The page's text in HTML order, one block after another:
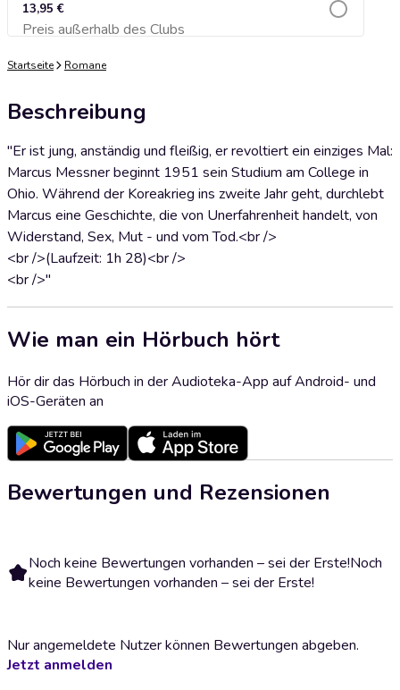
13,95 €
Preis außerhalb des ClubsZum Warenkorb hinzufügen
Startseite Romane
Beschreibung
"Er ist jung, anständig und fleißig, er revoltiert ein einziges Mal:
Marcus Messner beginnt 1951 sein Studium am College in
Ohio. Während der Koreakrieg ins zweite Jahr geht, durchlebt
Marcus eine Geschichte, die von Unerfahrenheit handelt, von
Widerstand, Sex, Mut - und vom Tod.<br />
<br />(Laufzeit: 1h 28)<br />
<br />"
Wie man ein Hörbuch hört
Hör dir das Hörbuch in der Audioteka-App auf Android- und
iOS-Geräten an
Bewertungen und Rezensionen
Noch keine Bewertungen vorhanden – sei der Erste!Noch
keine Bewertungen vorhanden – sei der Erste!
Nur angemeldete Nutzer können Bewertungen abgeben.
Jetzt anmelden